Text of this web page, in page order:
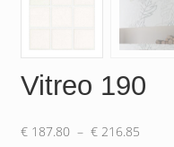
Vitreo 190
€187.80 – €216.85Plage